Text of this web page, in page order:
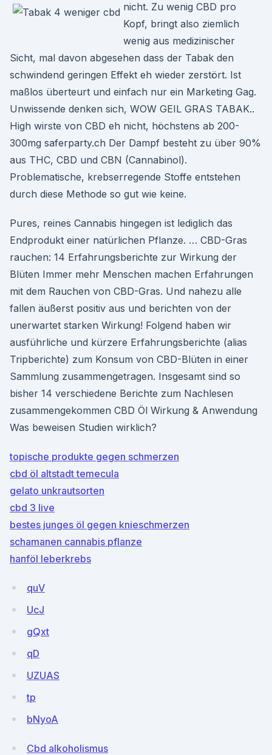
nicht. Zu wenig CBD pro
Kopf, bringt also ziemlich
wenig aus medizinischer
Sicht, mal davon abgesehen dass der Tabak den
schwindend geringen Effekt eh wieder zerstört. Ist
maßlos überteurt und einfach nur ein Marketing Gag.
Unwissende denken sich, WOW GEIL GRAS TABAK..
High wirste von CBD eh nicht, höchstens ab 200-
300mg saferparty.ch Der Dampf besteht zu über 90%
aus THC, CBD und CBN (Cannabinol).
Problematische, krebserregende Stoffe entstehen
durch diese Methode so gut wie keine.
Pures, reines Cannabis hingegen ist lediglich das
Endprodukt einer natürlichen Pflanze. … CBD-Gras
rauchen: 14 Erfahrungsberichte zur Wirkung der
Blüten Immer mehr Menschen machen Erfahrungen
mit dem Rauchen von CBD-Gras. Und nahezu alle
fallen äußerst positiv aus und berichten von der
unerwartet starken Wirkung! Folgend haben wir
ausführliche und kürzere Erfahrungsberichte (alias
Tripberichte) zum Konsum von CBD-Blüten in einer
Sammlung zusammengetragen. Insgesamt sind so
bisher 14 verschiedene Berichte zum Nachlesen
zusammengekommen CBD Öl Wirkung & Anwendung
Was beweisen Studien wirklich?
topische produkte gegen schmerzen
cbd öl altstadt temecula
gelato unkrautsorten
cbd 3 live
bestes junges öl gegen knieschmerzen
schamanen cannabis pflanze
hanföl leberkrebs
quV
UcJ
gQxt
qD
UZUAS
tp
bNyoA
Cbd alkoholismus